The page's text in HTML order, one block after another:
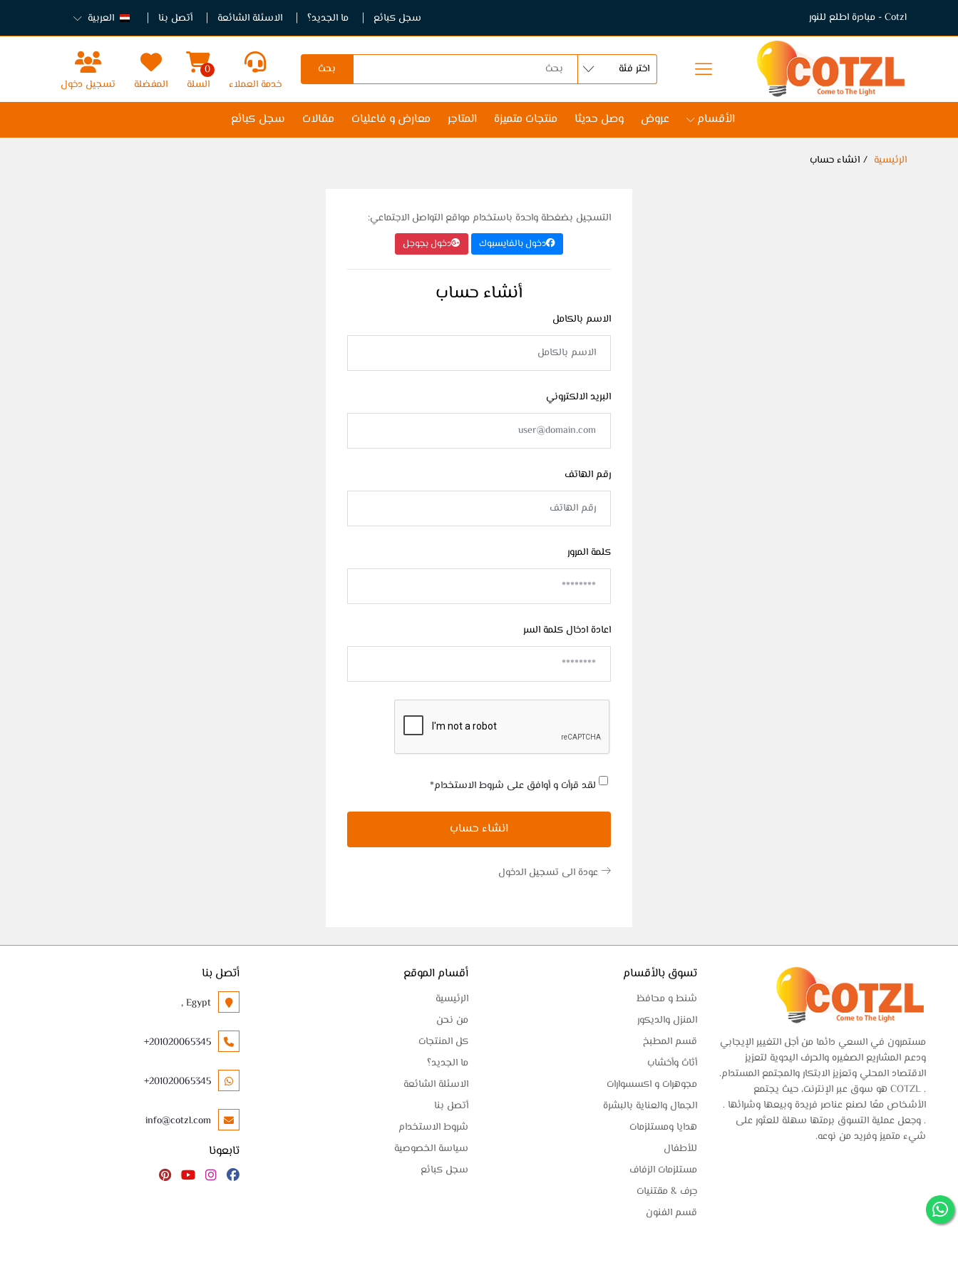
Cotzl - مبادرة اطلع للنور سجل كبائع ما الجديد؟ الاسئلة الشائعة أتصل بنا العربية
بحث
خدمة العملاء
0
السلة
المفضلة تسجيل دخول
الأقسام عروض وصل حديثا منتجات متميزة المتاجر معارض و فاعليات مقالات سجل كبائع
الرئيسية انشاء حساب
التسجيل بضغطة واحدة باستخدام مواقع التواصل الاجتماعي:
دخول بالفايسبوك دخول بجوجل
أنشاء حساب
الاسم بالكامل
البريد الالكتروني
رقم الهاتف
كلمة المرور
اعادة ادخال كلمة السر
لقد قرأت و أوافق على شروط الاستخدام*
انشاء حساب
عودة الى تسجيل الدخول
مستمرون في السعي دائما من أجل التغيير الإيجابي
ودعم المشاريع الصغيره والحرف اليدوية لتعزيز
الاقتصاد المحلي وتعزيز الابتكار والمجتمع المستدام.
. COTZL هو سوق عبر الإنترنت، حيث يجتمع
الأشخاص معًا لصنع عناصر فريدة وبيعها وشرائها .
. وجعل عملية التسوق برمتها سهلة للعثور على
شيء متميز وفريد من نوعه.
تسوق بالأقسام
شنط و محافظ
المنزل والديكور
قسم المطبخ
أثاث وأخشاب
مجوهرات و اكسسوارات
الجمال والعناية بالبشرة
هدايا ومستلزمات
للأطفال
مستلزمات الزفاف
حِرف & مقتنيات
قسم الفنون
أقسام الموقع
الرئيسية
من نحن
كل المنتجات
ما الجديد؟
الاسئلة الشائعة
أتصل بنا
شروط الاستخدام
سياسة الخصوصية
سجل كبائع
أتصل بنا
Egypt ,
+201020065345
+201020065345
info@cotzl.com
تابعونا